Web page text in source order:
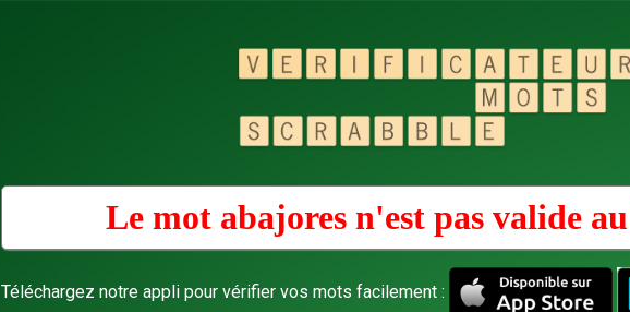
Le mot abajores n'est pas valide au
Téléchargez notre appli pour vérifier vos mots facilement :